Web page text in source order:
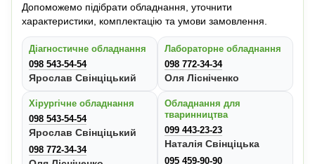
Допоможемо підібрати обладнання, уточнити
характеристики, комплектацію та умови замовлення.
Діагностичне обладнання
098 543-54-54
Ярослав Свінціцький
Лабораторне обладнання
098 772-34-34
Оля Лісніченко
Хірургічне обладнання
098 543-54-54
Ярослав Свінціцький
098 772-34-34
Обладнання для
тваринництва
099 443-23-23
Наталія Свінціцька
095 459-90-90